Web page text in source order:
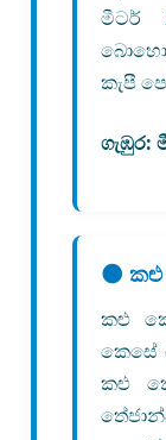
මීටර්
කැපී
ගැඹුර:
🌑
කළු
කෙසේ
කළු